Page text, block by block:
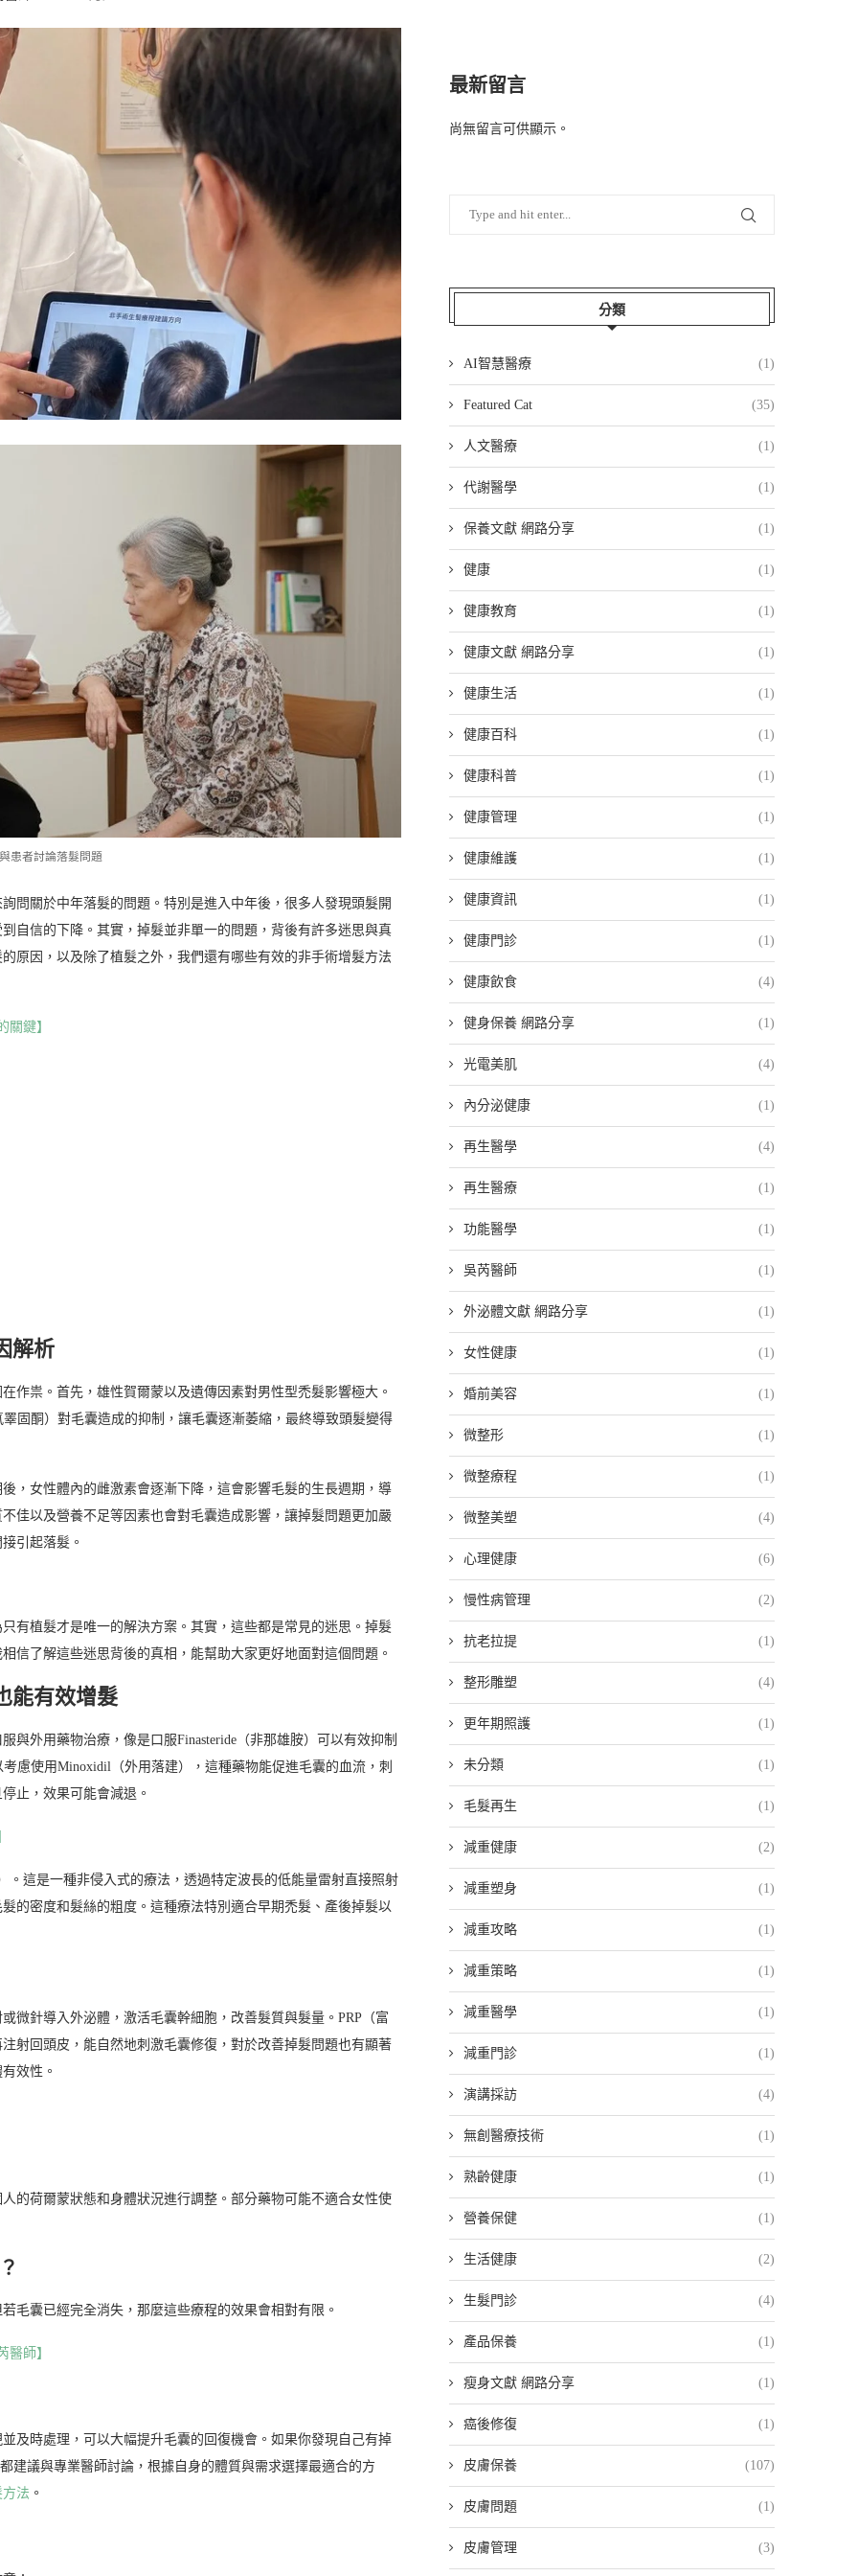
患者討論落髮問題
問關於中年落髮的問題。特別是進入中年後，很多人發現頭髮開
自信的下降。其實，掉髮並非單一的問題，背後有許多迷思與真
原因，以及除了植髮之外，我們還有哪些有效的非手術增髮方法
關鍵】
解析
作祟。首先，雄性賀爾蒙以及遺傳因素對男性型禿髮影響極大。
固酮）對毛囊造成的抑制，讓毛囊逐漸萎縮，最終導致頭髮變得
，女性體內的雌激素會逐漸下降，這會影響毛髮的生長週期，導
佳以及營養不足等因素也會對毛囊造成影響，讓掉髮問題更加嚴
引起落髮。
有植髮才是唯一的解決方案。其實，這些都是常見的迷思。掉髮
信了解這些迷思背後的真相，能幫助大家更好地面對這個問題。
能有效增髮
與外用藥物治療，像是口服Finasteride（非那雄胺）可以有效抑制
慮使用Minoxidil（外用落建），這種藥物能促進毛囊的血流，刺
止，效果可能會減退。
這是一種非侵入式的療法，透過特定波長的低能量雷射直接照射
的密度和髮絲的粗度。這種療法特別適合早期禿髮、產後掉髮以
微針導入外泌體，激活毛囊幹細胞，改善髮質與髮量。PRP（富
射回頭皮，能自然地刺激毛囊修復，對於改善掉髮問題也有顯著
效性。
的荷爾蒙狀態和身體狀況進行調整。部分藥物可能不適合女性使
毛囊已經完全消失，那麼這些療程的效果會相對有限。
醫師】
及時處理，可以大幅提升毛囊的回復機會。如果你發現自己有掉
建議與專業醫師討論，根據自身的體質與需求選擇最適合的方
法 。
最新留言
尚無留言可供顯示。
分類
AI智慧醫療 (1)
Featured Cat (35)
人文醫療 (1)
代謝醫學 (1)
保養文獻 網路分享 (1)
健康 (1)
健康教育 (1)
健康文獻 網路分享 (1)
健康生活 (1)
健康百科 (1)
健康科普 (1)
健康管理 (1)
健康維護 (1)
健康資訊 (1)
健康門診 (1)
健康飲食 (4)
健身保養 網路分享 (1)
光電美肌 (4)
內分泌健康 (1)
再生醫學 (4)
再生醫療 (1)
功能醫學 (1)
吳芮醫師 (1)
外泌體文獻 網路分享 (1)
女性健康 (1)
婚前美容 (1)
微整形 (1)
微整療程 (1)
微整美塑 (4)
心理健康 (6)
慢性病管理 (2)
抗老拉提 (1)
整形雕塑 (4)
更年期照護 (1)
未分類 (1)
毛髮再生 (1)
減重健康 (2)
減重塑身 (1)
減重攻略 (1)
減重策略 (1)
減重醫學 (1)
減重門診 (1)
演講採訪 (4)
無創醫療技術 (1)
熟齡健康 (1)
營養保健 (1)
生活健康 (2)
生髮門診 (4)
產品保養 (1)
瘦身文獻 網路分享 (1)
癌後修復 (1)
皮膚保養 (107)
皮膚問題 (1)
皮膚管理 (3)